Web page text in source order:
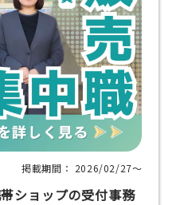
掲載期間： 2026/02/27〜
ショップの受付事務